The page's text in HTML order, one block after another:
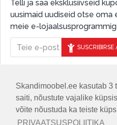
Skandimoobel.ee kasutab 3
saiti, nõustute vajalike
võite nõustuda ka teiste
PRIVAATSUSPOLIITIKA
Telli ja saa eksklusiivseid
uusimaid uudiseid otse oma
meie e-
JÄLGIGE MEID